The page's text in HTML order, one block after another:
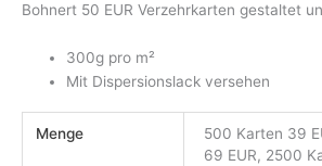
Bohnert 50 EUR Verzehrkarten gestaltet
300g pro m²
Mit Dispersionslack versehen
Menge
500 Karten 39
69 EUR, 2500